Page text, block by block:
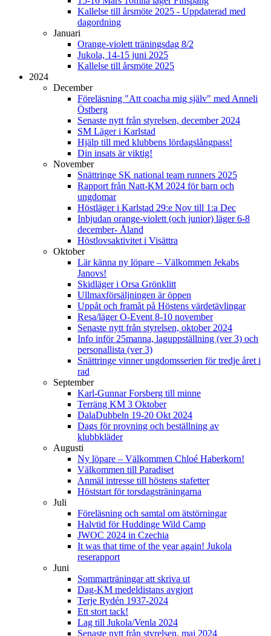
Kallelse till årsmöte 2025 - Uppdaterad med
dagordning
Januari
Orange-violett träningsdag 8/2
Jukola, 14-15 juni 2025
Kallelse till årsmöte 2025
2024
December
Föreläsning "Att coacha mig själv" med Anneli
Östberg
Senaste nytt från styrelsen, december 2024
SM Läger i Karlstad
Hjälp till med klubbens lördagslångpass!
Din insats är viktig!
November
Snättringe SK national team runners 2025
Rapport från Natt-KM 2024 för barn och
ungdomar
Höstläger i Karlstad 29:e Nov till 1:a Dec
Inbjudan orange-violett (och junior) läger 6-8
december- Åland
Höstlovsaktivitet i Visättra
Oktober
Lär känna ny löpare – Välkommen Jekabs
Janovs!
Skidläger i Orsa Grönklitt
Ullmaxförsäljningen är öppen
Uppåt och framåt på Höstens värdetävlingar
Resa/läger O-Event 8-10 november
Senaste nytt från styrelsen, oktober 2024
Info inför 25manna, laguppställning (ver 3) och
personallista (ver 3)
Snättringe vinner ungdomsserien för tredje året i
rad
September
Karl-Gunnar Forsberg till minne
Terräng KM 3 Oktober
DalaDubbeln 19-20 Okt 2024
Dags för provning och beställning av
klubbkläder
Augusti
Ny löpare – Välkommen Chloé Haberkorn!
Välkommen till Paradiset
Anmäl intresse till höstens stafetter
Höststart för torsdagsträningarna
Juli
Föreläsning och samtal om ätstörningar
Halvtid för Huddinge Wild Camp
JWOC 2024 in Czechia
It was that time of the year again! Jukola
reserapport
Juni
Sommarträningar att skriva ut
Dag-KM medeldistans avgjort
Terje Rydén 1937-2024
Ett stort tack!
Lag till Jukola/Venla 2024
Senaste nytt från styrelsen, maj 2024